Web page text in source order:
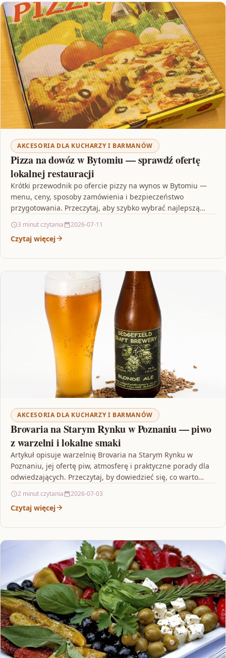
AKCESORIA DLA KUCHARZY I BARMANÓW
Pizza na dowóz w Bytomiu — sprawdź ofertę
lokalnej restauracji
Krótki przewodnik po ofercie pizzy na wynos w Bytomiu —
menu, ceny, sposoby zamówienia i bezpieczeństwo
przygotowania. Przeczytaj, aby szybko wybrać najlepszą
3 minut czytania 2026-07-11
Czytaj więcej
AKCESORIA DLA KUCHARZY I BARMANÓW
Brovaria na Starym Rynku w Poznaniu — piwo
z warzelni i lokalne smaki
Artykuł opisuje warzelnię Brovaria na Starym Rynku w
Poznaniu, jej ofertę piw, atmosferę i praktyczne porady dla
odwiedzających. Przeczytaj, by dowiedzieć się, co warto…
2 minut czytania 2026-07-03
Czytaj więcej